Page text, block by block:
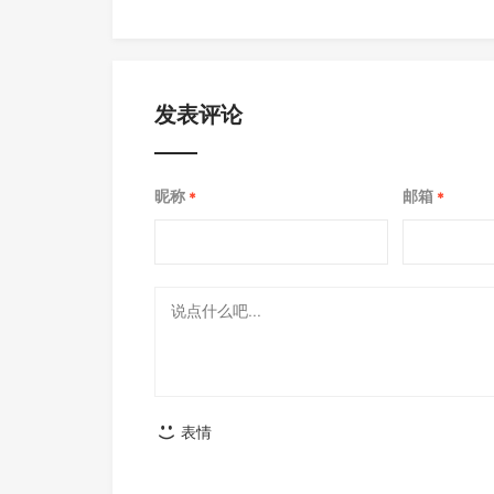
发表评论
昵称 * 邮箱 *
表情